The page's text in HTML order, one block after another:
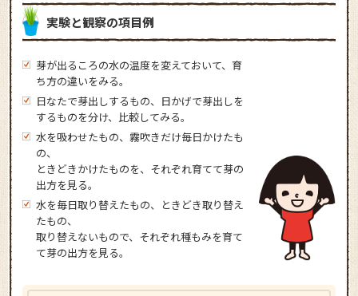
実験と観察の項目例
芽が出るころの水の温度を変えておいて、育
ち方の違いをみる。
日なたで芽出しするもの、日かげで芽出しを
するものを分け、比較してみる。
水を吸わせたもの、霧吹きだけ毎日かけたも
の、
ときどきかけたものを、それぞれ育てて芽の
出方を見る。
水を毎日取り替えたもの、ときどき取り替え
たもの、
取り替えないもので、それぞれ種もみを育て
て芽の出方を見る。